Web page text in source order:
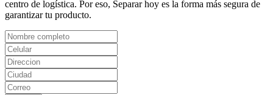
centro de logística. Por eso, Separar hoy es la forma más segura de
garantizar tu producto.